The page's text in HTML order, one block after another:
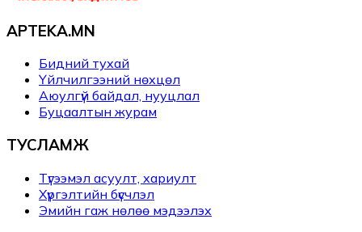
APTEKA.MN
Бидний тухай
Үйлчилгээний нөхцөл
Аюулгүй байдал, нууцлал
Буцаалтын журам
ТУСЛАМЖ
Түгээмэл асуулт, хариулт
Хүргэлтийн бүсчлэл
Эмийн гаж нөлөө мэдээлэх